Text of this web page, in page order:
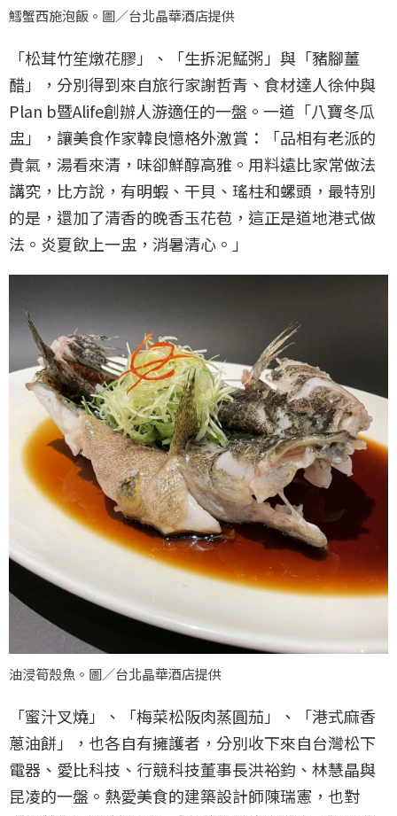
鱈蟹西施泡飯。圖／台北晶華酒店提供
「松茸竹笙燉花膠」、「生拆泥鯭粥」與「豬腳薑
醋」，分別得到來自旅行家謝哲青、食材達人徐仲與
Plan b暨Alife創辦人游適任的一盤。一道「八寶冬瓜
盅」，讓美食作家韓良憶格外激賞：「品相有老派的
貴氣，湯看來清，味卻鮮醇高雅。用料遠比家常做法
講究，比方說，有明蝦、干貝、瑤柱和螺頭，最特別
的是，還加了清香的晚香玉花苞，這正是道地港式做
法。炎夏飲上一盅，消暑清心。」
油浸筍殼魚。圖／台北晶華酒店提供
「蜜汁叉燒」、「梅菜松阪肉蒸圓茄」、「港式麻香
蔥油餅」，也各自有擁護者，分別收下來自台灣松下
電器、愛比科技、行競科技董事長洪裕鈞、林慧晶與
昆凌的一盤。熱愛美食的建築設計師陳瑞憲，也對